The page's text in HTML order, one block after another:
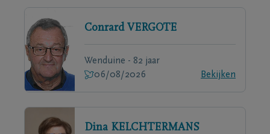
Conrard VERGOTE
Wenduine - 82 jaar
06/08/2026
Bekijken
Dina KELCHTERMANS